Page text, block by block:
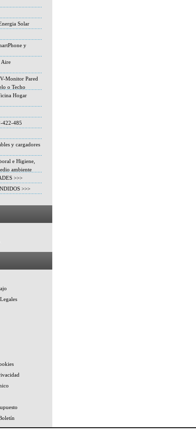
Solar
y
Aire
Monitor Pared
o Techo
Hogar
422-485
y cargadores
e Higiene,
ambiente
>>>
>>>